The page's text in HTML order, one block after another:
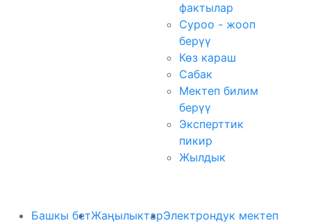
фактылар
Суроо - жооп
берүү
Көз караш
Сабак
Мектеп билим
берүү
Эксперттик
пикир
Жылдык
Башкы бетЖаңылыктарЭлектрондук мектеп